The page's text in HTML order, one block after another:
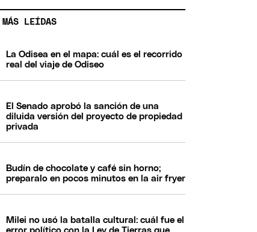
MÁS LEÍDAS
La Odisea en el mapa: cuál es el recorrido
real del viaje de Odiseo
El Senado aprobó la sanción de una
diluida versión del proyecto de propiedad
privada
Budín de chocolate y café sin horno;
preparalo en pocos minutos en la air fryer
Milei no usó la batalla cultural: cuál fue el